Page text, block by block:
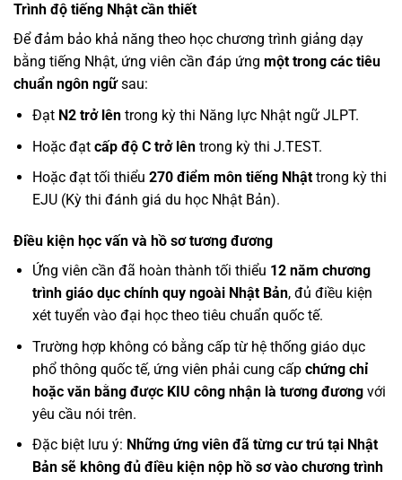
Trình độ tiếng Nhật cần thiết
Để đảm bảo khả năng theo học chương trình giảng dạy
bằng tiếng Nhật, ứng viên cần đáp ứng một trong các tiêu
chuẩn ngôn ngữsau:
Đạt N2 trở lêntrong kỳ thi Năng lực Nhật ngữ JLPT.
Hoặc đạt cấp độ C trở lêntrong kỳ thi J.TEST.
Hoặc đạt tối thiểu 270 điểm môn tiếng Nhậttrong kỳ thi
EJU (Kỳ thi đánh giá du học Nhật Bản).
Điều kiện học vấn và hồ sơ tương đương
Ứng viên cần đã hoàn thành tối thiểu 12 năm chương
trình giáo dục chính quy ngoài Nhật Bản, đủ điều kiện
xét tuyển vào đại học theo tiêu chuẩn quốc tế.
Trường hợp không có bằng cấp từ hệ thống giáo dục
phổ thông quốc tế, ứng viên phải cung cấp chứng chỉ
hoặc văn bằng được KIU công nhận là tương đươngvới
yêu cầu nói trên.
Đặc biệt lưu ý: Những ứng viên đã từng cư trú tại Nhật
Bản sẽ không đủ điều kiện nộp hồ sơ vào chương trình